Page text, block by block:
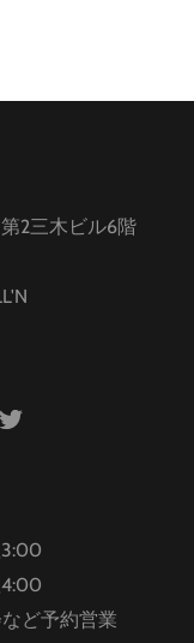
2三木ビル6階
ど予約営業